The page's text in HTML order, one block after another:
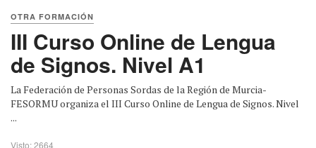
OTRA FORMACIÓN
III Curso Online de Lengua
de Signos. Nivel A1
La Federación de Personas Sordas de la Región de Murcia-
FESORMU organiza el III Curso Online de Lengua de Signos. Nivel
...
Visto: 2664